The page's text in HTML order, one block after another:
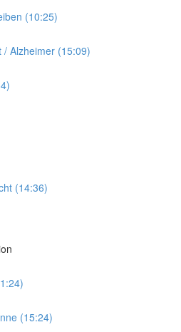
(10:25)
/ Alzheimer (15:09)
(14:36)
(15:24)